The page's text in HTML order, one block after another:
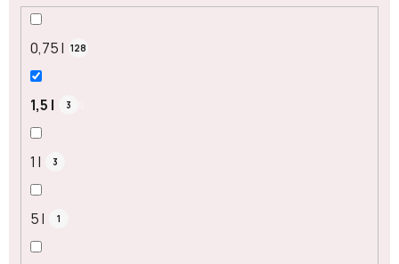
0,75 l 128
1,5 l 3
1 l 3
5 l 1